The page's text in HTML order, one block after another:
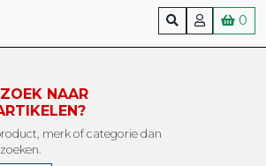
0
NAAR
merk of categorie dan